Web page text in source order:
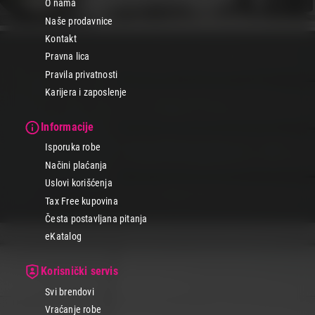
O nama
Naše prodavnice
Kontakt
Pravna lica
Pravila privatnosti
Karijera i zaposlenje
Informacije
Isporuka robe
Načini plaćanja
Uslovi korišćenja
Tax Free kupovina
Česta postavljana pitanja
eKatalog
Korisnički servis
Svi brendovi
Vraćanje robe